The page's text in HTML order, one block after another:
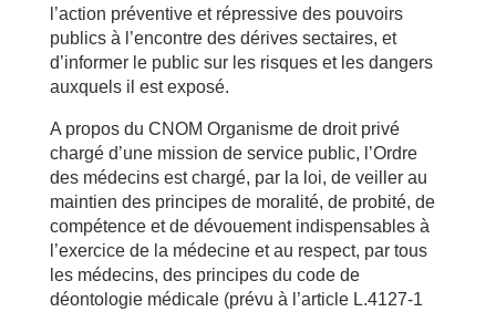
l’action préventive et répressive des pouvoirs
publics à l’encontre des dérives sectaires, et
d’informer le public sur les risques et les dangers
auxquels il est exposé.
A propos du CNOM Organisme de droit privé
chargé d’une mission de service public, l’Ordre
des médecins est chargé, par la loi, de veiller au
maintien des principes de moralité, de probité, de
compétence et de dévouement indispensables à
l’exercice de la médecine et au respect, par tous
les médecins, des principes du code de
déontologie médicale (prévu à l’article L.4127-1